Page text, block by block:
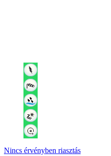
Nincs érvényben riasztás